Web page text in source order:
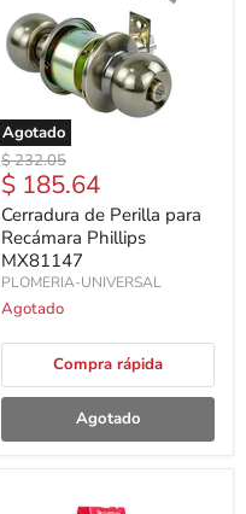
Agotado
Precio
original
$ 232.05
Precio
actual
$ 185.64
Cerradura de Perilla para
Recámara Phillips
MX81147
PLOMERIA-UNIVERSAL
Agotado
Compra rápida
Agotado